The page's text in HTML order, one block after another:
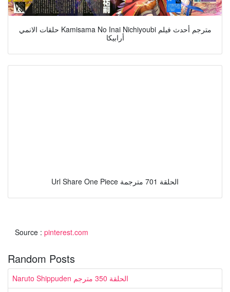
حلقات الانمي Kamisama No Inai Nichiyoubi مترجم أحدث فيلم
أرابيكا
Url Share One Piece الحلقة 701 مترجمة
Source : pinterest.com
Random Posts
Naruto Shippuden الحلقة 350 مترجم